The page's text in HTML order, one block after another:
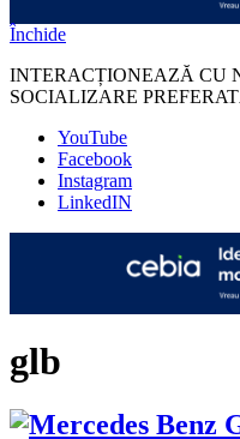
Închide
INTERACȚIONEAZĂ CU
SOCIALIZARE
YouTube
Facebook
Instagram
LinkedIN
glb